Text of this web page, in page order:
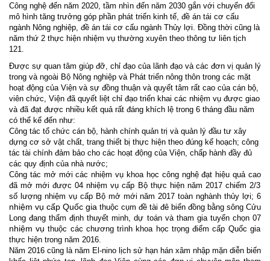
Công nghệ đến năm 2020, tầm nhìn đến năm 2030 gắn với chuyển đổi
mô hình tăng trưởng góp phần phát triển kinh tế, đề án tái cơ cấu
ngành Nông nghiệp, đề án tái cơ cấu ngành Thủy lợi. Đồng thời cũng là
năm thứ 2 thực hiện nhiệm vụ thường xuyên theo thông tư liên tịch
121.
Được sự quan tâm giúp đỡ, chỉ đạo của lãnh đạo và các đơn vị quản lý
trong và ngoài Bộ Nông nghiệp và Phát triển nông thôn trong các mặt
hoạt động của Viện và sự đồng thuận và quyết tâm rất cao của cán bộ,
viên chức, Viện đã quyết liệt chỉ đạo triển khai các nhiệm vụ được giao
và đã đạt được nhiều kết quả rất đáng khích lệ trong 6 tháng đầu năm
có thể kể đến như:
Công tác tổ chức cán bộ, hành chính quản trị và quản lý đầu tư xây
dựng cơ sở vật chất, trang thiết bị thực hiện theo đúng kế hoạch; công
tác tài chính đảm bảo cho các hoạt động của Viện, chấp hành đầy đủ
các quy định của nhà nước;
Công tác mở mới các nhiệm vụ khoa học công nghệđạt hiệu quả cao
đãmở mới được 04 nhiệm vụ cấp Bộ thực hiện năm 2017 chiếm 2/3
số lượng nhiệm vụ cấp Bộ mở mới năm 2017 toàn nghành thủy lợi; 6
nhiệm vụ cấp Quốc gia thuộc cụm đề tài đê biển đồng bằng sông Cửu
Long đang thẩm định thuyết minh, dự toánvà tham gia tuyển chọn 07
nhiệm vụthuộc các chương trình khoa học trọng điểm cấp Quốc gia
thực hiện trong năm 2016
Năm 2016 cũng là năm El-nino lịch sử hạn hán xâm nhập mặn diễn biến